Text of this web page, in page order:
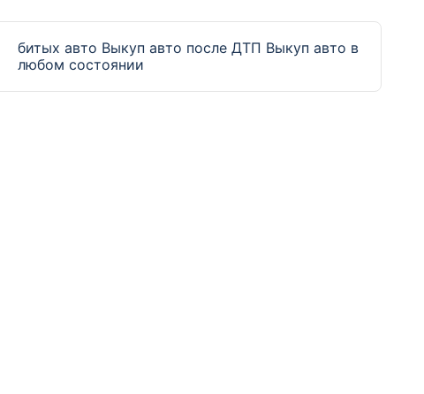
битых авто Выкуп авто после ДТП Выкуп авто в
любом состоянии